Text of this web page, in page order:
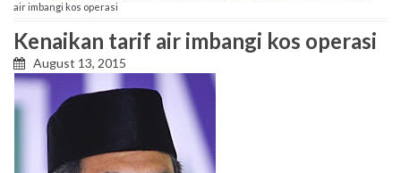
air imbangi kos operasi
Kenaikan tarif air imbangi kos operasi
August 13, 2015